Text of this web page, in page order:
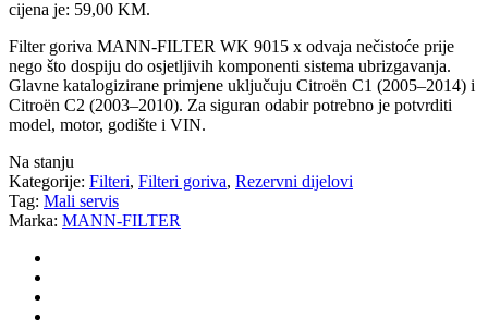
cijena je: 59,00 KM.
Filter goriva MANN-FILTER WK 9015 x odvaja nečistoće prije
nego što dospiju do osjetljivih komponenti sistema ubrizgavanja.
Glavne katalogizirane primjene uključuju Citroën C1 (2005–2014) i
Citroën C2 (2003–2010). Za siguran odabir potrebno je potvrditi
model, motor, godište i VIN.
Na stanju
Kategorije: Filteri, Filteri goriva, Rezervni dijelovi
Tag: Mali servis
Marka: MANN-FILTER